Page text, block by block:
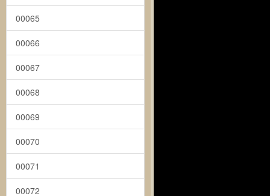
00065
00066
00067
00068
00069
00070
00071
00072